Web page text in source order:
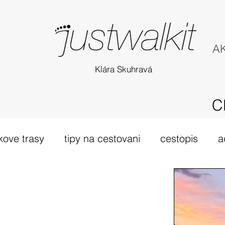
Klára Skuhravá
trasy tipy na cestovani cestopis
camino
dovolená